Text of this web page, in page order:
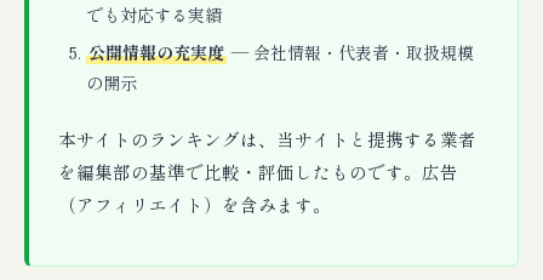
でも対応する実績
公開情報の充実度— 会社情報・代表者・取扱規模
の開示
本サイトのランキングは、当サイトと提携する業者
を編集部の基準で比較・評価したものです。広告
（アフィリエイト）を含みます。